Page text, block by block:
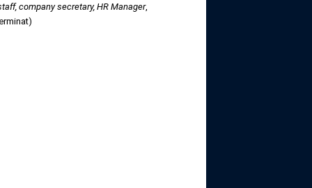
company secretary, HR Manager,